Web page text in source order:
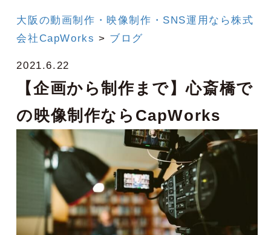
大阪の動画制作・映像制作・SNS運用なら株式
会社CapWorks > ブログ
2021.6.22
【企画から制作まで】心斎橋で
の映像制作ならCapWorks